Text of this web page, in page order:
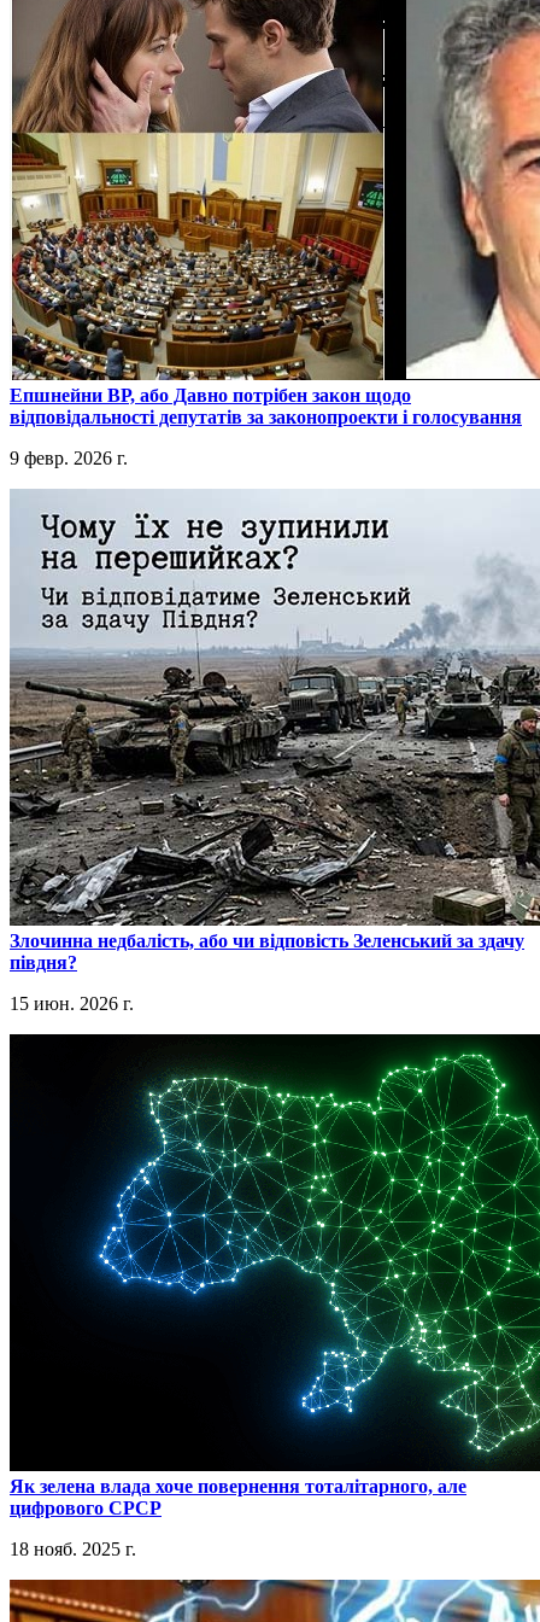
​Епшнейни ВР, або Давно потрібен закон щодо
відповідальності депутатів за законопроекти і голосування
9 февр. 2026 г.
​Злочинна недбалість, або чи відповість Зеленський за здачу
півдня?
15 июн. 2026 г.
​Як зелена влада хоче повернення тоталітарного, але
цифрового СРСР
18 нояб. 2025 г.